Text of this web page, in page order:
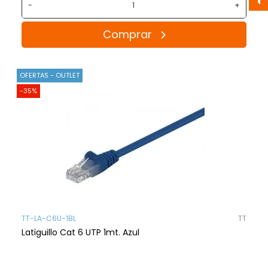
- +
Comprar
OFERTAS - OUTLET
-35%
TT-LA-C6U-1BL TT
Latiguillo Cat 6 UTP 1mt. Azul